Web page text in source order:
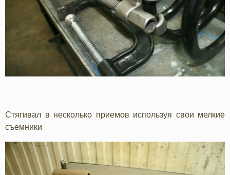
Стягивал в несколько приемов используя свои мелкие
съемники